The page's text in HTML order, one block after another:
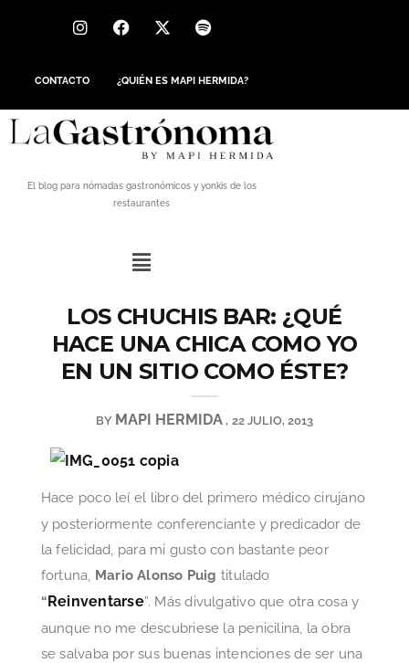
CONTACTO ¿QUIÉN ES MAPI HERMIDA?
El blog para nómadas gastronómicos y yonkis de los
restaurantes
LOS CHUCHIS BAR: ¿QUÉ
HACE UNA CHICA COMO YO
EN UN SITIO COMO ÉSTE?
BY MAPI HERMIDA 22 JULIO, 2013
Hace poco leí el libro del primero médico cirujano
y posteriormente conferenciante y predicador de
la felicidad, para mi gusto con bastante peor
fortuna, Mario Alonso Puig titulado
“Reinventarse”. Más divulgativo que otra cosa y
aunque no me descubriese la penicilina, la obra
se salvaba por sus buenas intenciones de ser una